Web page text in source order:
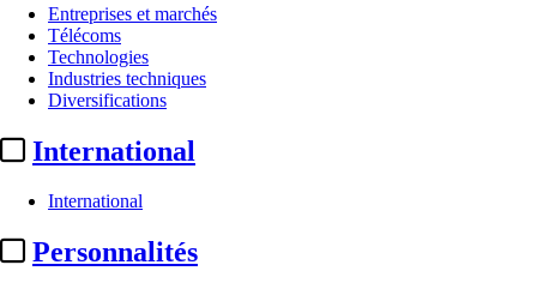
Entreprises et marchés
Télécoms
Technologies
Industries techniques
Diversifications
International
International
Personnalités